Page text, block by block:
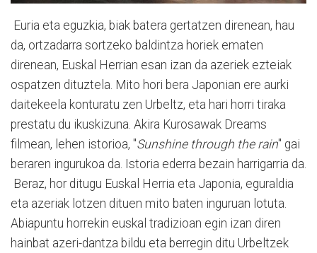
Euria eta eguzkia, biak batera gertatzen direnean, hau
da, ortzadarra sortzeko baldintza horiek ematen
direnean, Euskal Herrian esan izan da azeriek ezteiak
ospatzen dituztela. Mito hori bera Japonian ere aurki
daitekeela konturatu zen Urbeltz, eta hari horri tiraka
prestatu du ikuskizuna. Akira Kurosawak Dreams
filmean, lehen istorioa, "Sunshine through the rain" gai
beraren ingurukoa da. Istoria ederra bezain harrigarria da.
Beraz, hor ditugu Euskal Herria eta Japonia, eguraldia
eta azeriak lotzen dituen mito baten inguruan lotuta.
Abiapuntu horrekin euskal tradizioan egin izan diren
hainbat azeri-dantza bildu eta berregin ditu Urbeltzek